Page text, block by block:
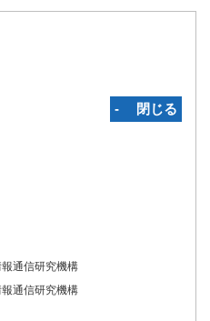
‐ 閉じる
通信研究機構
通信研究機構